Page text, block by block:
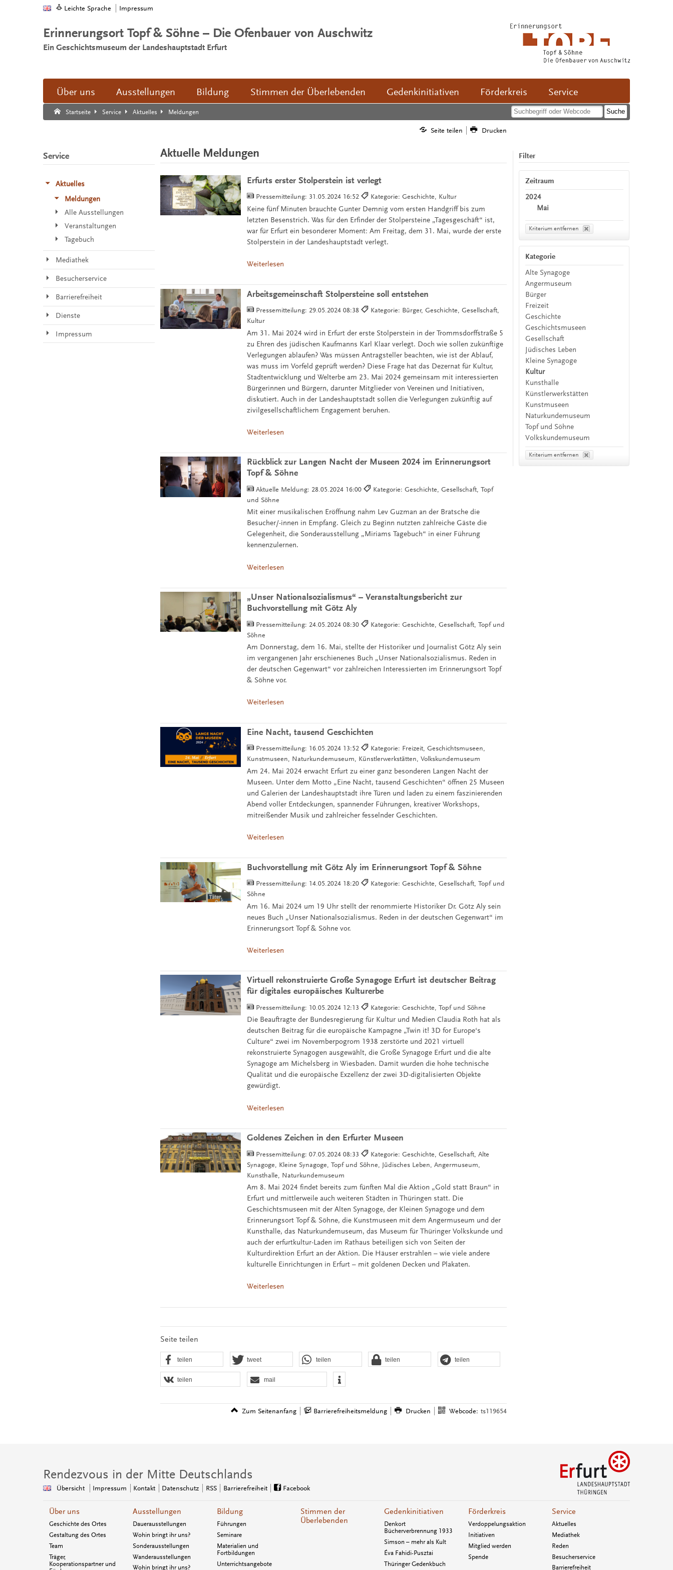
Leichte Sprache Impressum
Erinnerungsort Topf & Söhne – Die Ofenbauer von Auschwitz
Ein Geschichtsmuseum der Landeshauptstadt Erfurt
Über uns Ausstellungen Bildung Stimmen der Überlebenden Gedenkinitiativen Förderkreis Service
Startseite Service Aktuelles Meldungen
Suche:
Suche Ende.
Seite teilen Drucken
Aktuelle Meldungen
Erfurts erster Stolperstein ist verlegt
Pressemitteilung: 31.05.2024 16:52 Kategorie: Geschichte, Kultur
Keine fünf Minuten brauchte Gunter Demnig vom ersten Handgriff bis zum
letzten Besenstrich. Was für den Erfinder der Stolpersteine „Tagesgeschäft“ ist,
war für Erfurt ein besonderer Moment: Am Freitag, dem 31. Mai, wurde der erste
Stolperstein in der Landeshauptstadt verlegt.
Weiterlesen
Arbeitsgemeinschaft Stolpersteine soll entstehen
Pressemitteilung: 29.05.2024 08:38
Kategorie: Bürger, Geschichte, Gesellschaft,
Kultur
Am 31. Mai 2024 wird in Erfurt der erste Stolperstein in der Trommsdorffstraße 5
zu Ehren des jüdischen Kaufmanns Karl Klaar verlegt. Doch wie sollen zukünftige
Verlegungen ablaufen? Was müssen Antragsteller beachten, wie ist der Ablauf,
was muss im Vorfeld geprüft werden? Diese Frage hat das Dezernat für Kultur,
Stadtentwicklung und Welterbe am 23. Mai 2024 gemeinsam mit interessierten
Bürgerinnen und Bürgern, darunter Mitglieder von Vereinen und Initiativen,
diskutiert. Auch in der Landeshauptstadt sollen die Verlegungen zukünftig auf
zivilgesellschaftlichem Engagement beruhen.
Weiterlesen
Rückblick zur Langen Nacht der Museen 2024 im Erinnerungsort
Topf & Söhne
Aktuelle Meldung: 28.05.2024 16:00
Kategorie: Geschichte, Gesellschaft, Topf
und Söhne
Mit einer musikalischen Eröffnung nahm Lev Guzman an der Bratsche die
Besucher/-innen in Empfang. Gleich zu Beginn nutzten zahlreiche Gäste die
Gelegenheit, die Sonderausstellung „Miriams Tagebuch“ in einer Führung
kennenzulernen.
Weiterlesen
„Unser Nationalsozialismus“ – Veranstaltungsbericht zur
Buchvorstellung mit Götz Aly
Pressemitteilung: 24.05.2024 08:30
Kategorie: Geschichte, Gesellschaft, Topf und
Söhne
Am Donnerstag, dem 16. Mai, stellte der Historiker und Journalist Götz Aly sein
im vergangenen Jahr erschienenes Buch „Unser Nationalsozialismus. Reden in
der deutschen Gegenwart“ vor zahlreichen Interessierten im Erinnerungsort Topf
& Söhne vor.
Weiterlesen
Eine Nacht, tausend Geschichten
Pressemitteilung: 16.05.2024 13:52
Kategorie: Freizeit, Geschichtsmuseen,
Kunstmuseen, Naturkundemuseum, Künstlerwerkstätten, Volkskundemuseum
Am 24. Mai 2024 erwacht Erfurt zu einer ganz besonderen Langen Nacht der
Museen. Unter dem Motto „Eine Nacht, tausend Geschichten“ öffnen 25 Museen
und Galerien der Landeshauptstadt ihre Türen und laden zu einem faszinierenden
Abend voller Entdeckungen, spannender Führungen, kreativer Workshops,
mitreißender Musik und zahlreicher fesselnder Geschichten.
Weiterlesen
Buchvorstellung mit Götz Aly im Erinnerungsort Topf & Söhne
Pressemitteilung: 14.05.2024 18:20
Kategorie: Geschichte, Gesellschaft, Topf und
Söhne
Am 16. Mai 2024 um 19 Uhr stellt der renommierte Historiker Dr. Götz Aly sein
neues Buch „Unser Nationalsozialismus. Reden in der deutschen Gegenwart“ im
Erinnerungsort Topf & Söhne vor.
Weiterlesen
Virtuell rekonstruierte Große Synagoge Erfurt ist deutscher Beitrag
für digitales europäisches Kulturerbe
Pressemitteilung: 10.05.2024 12:13 Kategorie: Geschichte, Topf und Söhne
Die Beauftragte der Bundesregierung für Kultur und Medien Claudia Roth hat als
deutschen Beitrag für die europäische Kampagne „Twin it! 3D for Europe‘s
Culture“ zwei im Novemberpogrom 1938 zerstörte und 2021 virtuell
rekonstruierte Synagogen ausgewählt, die Große Synagoge Erfurt und die alte
Synagoge am Michelsberg in Wiesbaden. Damit wurden die hohe technische
Qualität und die europäische Exzellenz der zwei 3D-digitalisierten Objekte
gewürdigt.
Weiterlesen
Goldenes Zeichen in den Erfurter Museen
Pressemitteilung:07.05.2024 08:33
Kategorie: Geschichte, Gesellschaft, Alte
Synagoge, Kleine Synagoge, Topf und Söhne, Jüdisches Leben, Angermuseum,
Kunsthalle, Naturkundemuseum
Am 8. Mai 2024 findet bereits zum fünften Mal die Aktion „Gold statt Braun“ in
Erfurt und mittlerweile auch weiteren Städten in Thüringen statt. Die
Geschichtsmuseen mit der Alten Synagoge, der Kleinen Synagoge und dem
Erinnerungsort Topf & Söhne, die Kunstmuseen mit dem Angermuseum und der
Kunsthalle, das Naturkundemuseum, das Museum für Thüringer Volkskunde und
auch der erfurtkultur-Laden im Rathaus beteiligen sich von Seiten der
Kulturdirektion Erfurt an der Aktion. Die Häuser erstrahlen – wie viele andere
kulturelle Einrichtungen in Erfurt – mit goldenen Decken und Plakaten.
Weiterlesen
Seite teilen
teilen tweet teilen teilen teilen
teilen mail
Zum Seitenanfang Barrierefreiheitsmeldung Drucken Webcode: ts119654
Filter
Zeitraum
2024
Mai
Kriterium entfernen
Kategorie
Alte Synagoge
Angermuseum
Bürger
Freizeit
Geschichte
Geschichtsmuseen
Gesellschaft
Jüdisches Leben
Kleine Synagoge
Kultur
Kunsthalle
Künstlerwerkstätten
Kunstmuseen
Naturkundemuseum
Topf und Söhne
Volkskundemuseum
Kriterium entfernen
Service
Aktuelles
Meldungen
Alle Ausstellungen
Veranstaltungen
Tagebuch
Mediathek
Besucherservice
Barrierefreiheit
Dienste
Impressum
Rendezvous in der Mitte Deutschlands
Übersicht Impressum Kontakt Datenschutz RSS Barrierefreiheit Facebook
Über uns
Geschichte des Ortes
Gestaltung des Ortes
Team
Träger,
Kooperationspartner und
Ausstellungen
Dauerausstellungen
Wohin bringt ihr uns?
Sonderausstellungen
Wanderausstellungen
Wohin bringt ihr uns?
Bildung
Führungen
Seminare
Materialien und
Fortbildungen
Unterrichtsangebote
Stimmen der
Überlebenden
Gedenkinitiativen
Denkort
Bücherverbrennung 1933
Simson – mehr als Kult
Éva Fahidi-Pusztai
Thüringer Gedenkbuch
Förderkreis
Verdoppelungsaktion
Initiativen
Mitglied werden
Spende
Service
Aktuelles
Mediathek
Reden
Besucherservice
Barrierefreiheit